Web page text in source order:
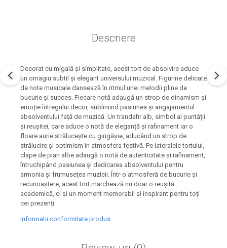
Descriere
Decorat cu migală și simplitate, acest tort de absolvire aduce
un omagiu subtil și elegant universului muzical. Figurine delicate
de note musicale dansează în ritmul unei melodii pline de
bucurie și succes. Fiecare notă adaugă un strop de dinamism și
emoție întregului decor, subliniind pasiunea și angajamentul
absolventului față de muzică. Un trandafir alb, simbol al purității
și reușitei, care aduce o notă de eleganță și rafinament iar o
floare aurie strălucește cu gingășie, aducând un strop de
strălucire și optimism în atmosfera festivă. Pe lateralele tortului,
clape de pian albe adaugă o notă de autenticitate și rafinament,
întruchipând pasiunea și dedicarea absolventului pentru
armonia și frumusețea muzicii. Într-o atmosferă de bucurie și
recunoaștere, acest tort marchează nu doar o reușită
academică, ci și un moment memorabil și inspirant pentru toți
cei prezenți.
Informatii conformitate produs